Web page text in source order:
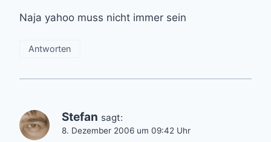
Naja yahoo muss nicht immer sein
Antworten
Stefan sagt:
8. Dezember 2006 um 09:42 Uhr